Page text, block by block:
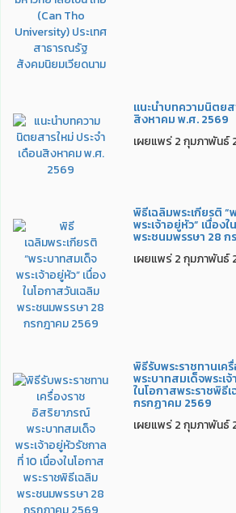
แนะนำบทความนิตยส
สิงหาคม พ.ศ. 2569
เผยแพร่ 2 กุมภาพันธ์
พิธีเฉลิมพระเกียรติ “
พระเจ้าอยู่หัว” เนื่อง
พระชนมพรรษา 28
เผยแพร่ 2 กุมภาพันธ์
พิธีรับพระราชทานเ
พระบาทสมเด็จพระเ
ในโอกาสพระราชพิธี
กรกฏาคม 2569
เผยแพร่ 2 กุมภาพันธ์